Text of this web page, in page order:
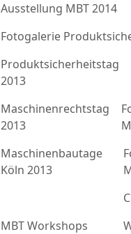
Ausstellung MBT 2014
Fotogalerie
Produktsicherheitstag
2013
Maschinenrechtstag
2013
Maschinenbautage
Köln 2013
MBT Workshops